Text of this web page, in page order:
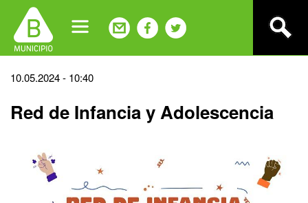
navigation
Back
top
10.05.2024 - 10:40
Red de Infancia y Adolescencia